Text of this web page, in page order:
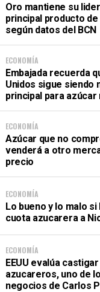
Oro mantiene su
principal producto
según datos del BCN
ECONOMÍA
Embajada recuerda
Unidos sigue siendo
principal para
ECONOMÍA
Azúcar que no
venderá a otro
precio
ECONOMÍA
Lo bueno y lo malo si
cuota azucarera a
ECONOMÍA
EEUU evalúa
azucareros, uno de
negocios de Carlos